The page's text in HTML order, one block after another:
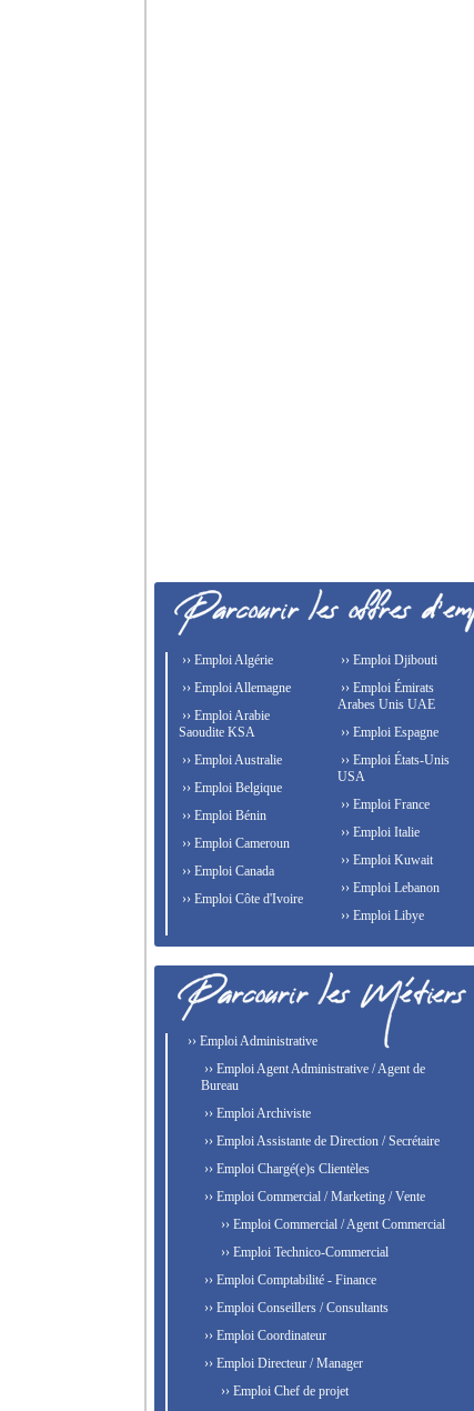
›› Emploi Algérie
›› Emploi Allemagne
›› Emploi Arabie
Saoudite KSA
›› Emploi Australie
›› Emploi Belgique
›› Emploi Bénin
›› Emploi Cameroun
›› Emploi Canada
›› Emploi Côte d'Ivoire
›› Emploi Djibouti
›› Emploi Émirats
Arabes Unis UAE
›› Emploi Espagne
›› Emploi États-Unis
USA
›› Emploi France
›› Emploi Italie
›› Emploi Kuwait
›› Emploi Lebanon
›› Emploi Libye
›› Emploi Administrative
›› Emploi Agent Administrative / Agent de
Bureau
›› Emploi Archiviste
›› Emploi Assistante de Direction / Secrétaire
›› Emploi Chargé(e)s Clientèles
›› Emploi Commercial / Marketing / Vente
›› Emploi Commercial / Agent Commercial
›› Emploi Technico-Commercial
›› Emploi Comptabilité - Finance
›› Emploi Conseillers / Consultants
›› Emploi Coordinateur
›› Emploi Directeur / Manager
›› Emploi Chef de projet